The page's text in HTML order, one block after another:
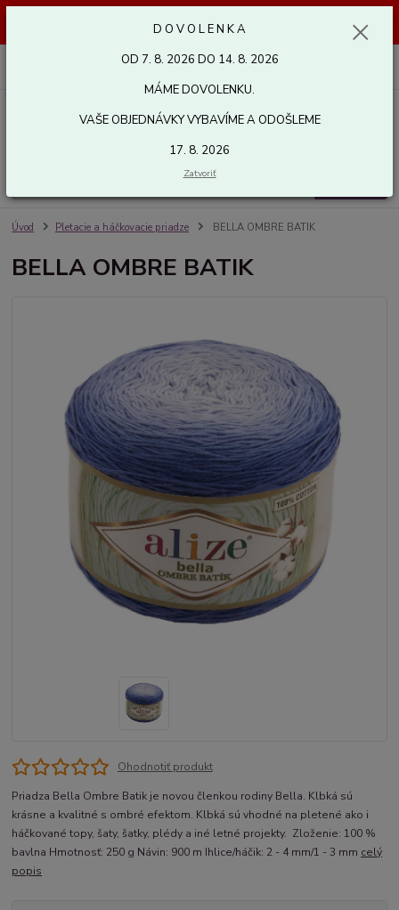
odošleme 17. 8. 2026. Ďakujeme.
Úvod Pletacie a háčkovacie priadze BELLA OMBRE BATIK
BELLA OMBRE BATIK
Ohodnotiť produkt
Priadza Bella Ombre Batik je novou členkou rodiny Bella. Klbká sú
krásne a kvalitné s ombré efektom. Klbká sú vhodné na pletené ako i
háčkované topy, šaty, šatky, plédy a iné letné projekty. Zloženie: 100 %
bavlna Hmotnosť: 250 g Návin: 900 m Ihlice/háčik: 2 - 4 mm/1 - 3 mm celý
popis
D O V O L E N K A
OD 7. 8. 2026 DO 14. 8. 2026
MÁME DOVOLENKU.
VAŠE OBJEDNÁVKY VYBAVÍME A ODOŠLEME
17. 8. 2026
Zatvoriť